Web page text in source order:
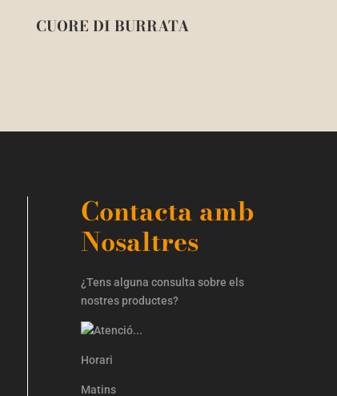
CUORE DI BURRATA
Contacta amb
Nosaltres
¿Tens alguna consulta sobre els
nostres productes?
Horari
Matins